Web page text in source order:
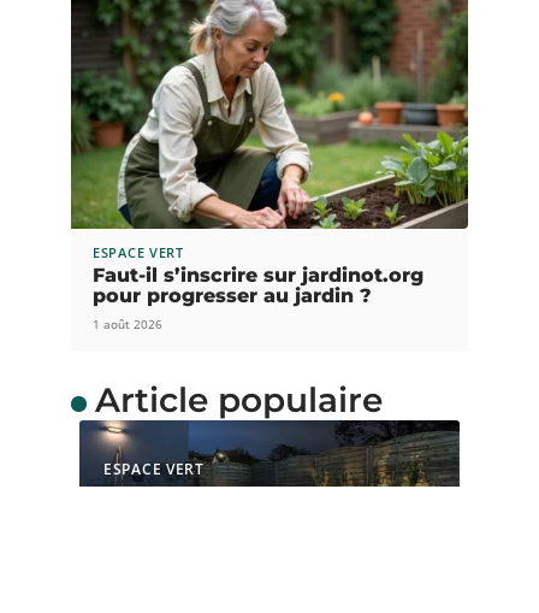
ESPACE VERT
Faut-il s’inscrire sur jardinot.org
pour progresser au jardin ?
1 août 2026
Article populaire
ESPACE VERT